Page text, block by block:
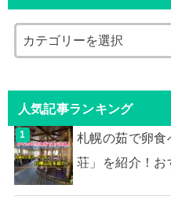
人気記事ランキング
札幌の茹で卵食
荘」を紹介！お